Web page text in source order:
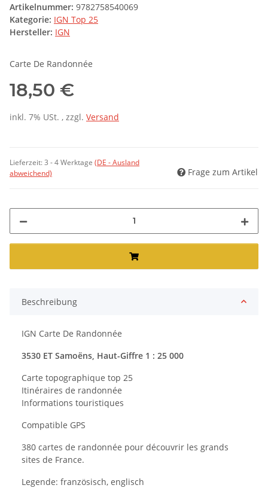
Artikelnummer: 9782758540069
Kategorie: IGN Top 25
Hersteller: IGN
Carte De Randonnée
18,50 €
inkl. 7% USt. , zzgl. Versand
Lieferzeit:3 - 4 Werktage (DE - Ausland
abweichend)
Frage zum Artikel
Beschreibung
IGN Carte De Randonnée
3530 ET Samoëns, Haut-Giffre 1 : 25 000
Carte topographique top 25
Itinéraires de randonnée
Informations touristiques
Compatible GPS
380 cartes de randonnée pour découvrir les grands
sites de France.
Legende: französisch, englisch